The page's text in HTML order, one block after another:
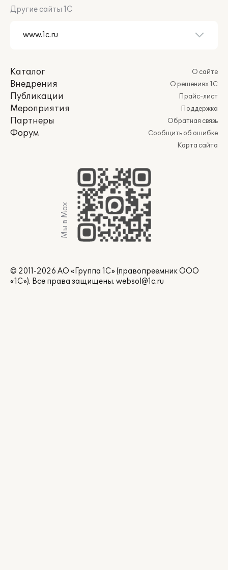
Другие сайты 1С
Каталог
Внедрения
Публикации
Мероприятия
Партнеры
Форум
О сайте
О решениях 1С
Прайс-лист
Поддержка
Обратная связь
Сообщить об ошибке
Карта сайта
Мы в Max
© 2011-2026 АО «Группа 1С» (правопреемник ООО
«1С»). Все права защищены. websol@1c.ru